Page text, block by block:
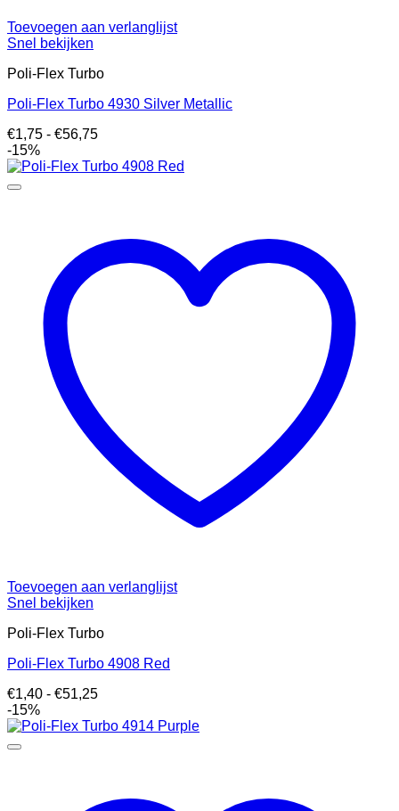
Toevoegen aan verlanglijst
Snel bekijken
Poli-Flex Turbo
Poli-Flex Turbo 4930 Silver Metallic
€1,75 - €56,75Prijsklasse:
tot
-15%
Toevoegen aan verlanglijst
Snel bekijken
Poli-Flex Turbo
Poli-Flex Turbo 4908 Red
€1,40 - €51,25Prijsklasse:
tot
-15%